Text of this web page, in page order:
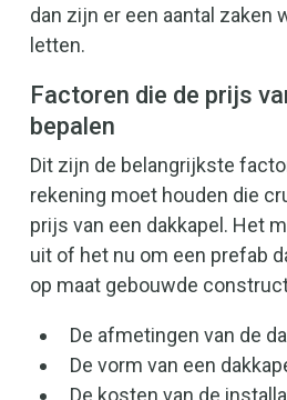
dan zijn er een aantal zaken
letten.
Factoren die de prijs
bepalen
Dit zijn de belangrijkste
rekening moet houden die
prijs van een dakkapel. Het
uit of het nu om een ​​prefab
op maat gebouwde
De afmetingen van de
De vorm van een
De kosten van de